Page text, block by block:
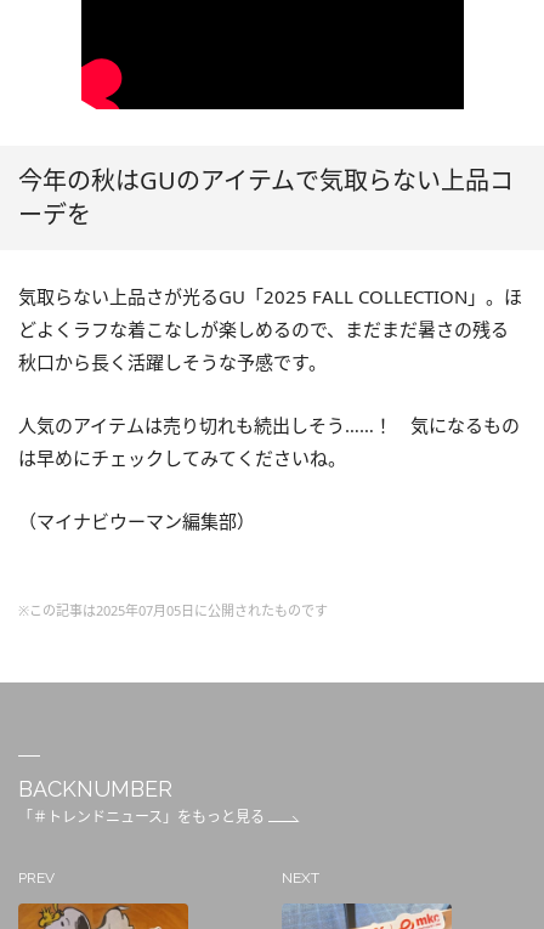
今年の秋はGUのアイテムで気取らない上品コ
ーデを
気取らない上品さが光るGU「2025 FALL COLLECTION」。ほ
どよくラフな着こなしが楽しめるので、まだまだ暑さの残る
秋口から長く活躍しそうな予感です。
人気のアイテムは売り切れも続出しそう……！ 気になるもの
は早めにチェックしてみてくださいね。
（マイナビウーマン編集部）
※この記事は2025年07月05日に公開されたものです
BACKNUMBER
「＃トレンドニュース」をもっと見る
PREV NEXT